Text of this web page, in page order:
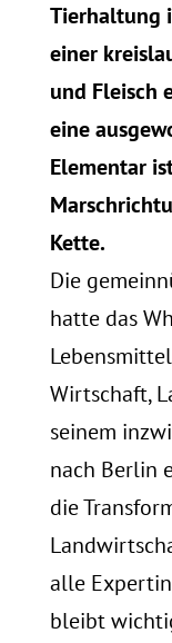
Tierhaltung
einer
und Fleisch
eine
Elementar
Kette.
Die
hatte das
Wirtschaft,
seinem
nach Berlin
die
alle
bleibt